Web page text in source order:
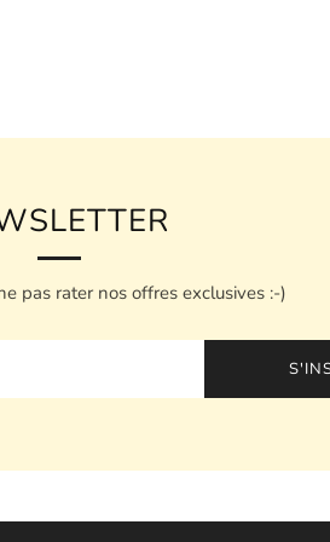
pas rater nos offres exclusives :-)